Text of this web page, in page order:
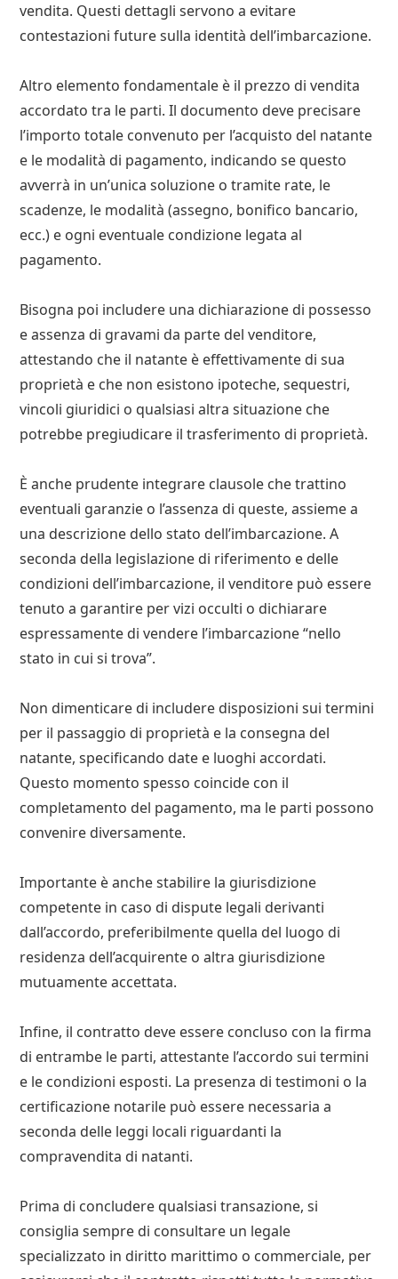
vendita. Questi dettagli servono a evitare
contestazioni future sulla identità dell’imbarcazione.
Altro elemento fondamentale è il prezzo di vendita
accordato tra le parti. Il documento deve precisare
l’importo totale convenuto per l’acquisto del natante
e le modalità di pagamento, indicando se questo
avverrà in un’unica soluzione o tramite rate, le
scadenze, le modalità (assegno, bonifico bancario,
ecc.) e ogni eventuale condizione legata al
pagamento.
Bisogna poi includere una dichiarazione di possesso
e assenza di gravami da parte del venditore,
attestando che il natante è effettivamente di sua
proprietà e che non esistono ipoteche, sequestri,
vincoli giuridici o qualsiasi altra situazione che
potrebbe pregiudicare il trasferimento di proprietà.
È anche prudente integrare clausole che trattino
eventuali garanzie o l’assenza di queste, assieme a
una descrizione dello stato dell’imbarcazione. A
seconda della legislazione di riferimento e delle
condizioni dell’imbarcazione, il venditore può essere
tenuto a garantire per vizi occulti o dichiarare
espressamente di vendere l’imbarcazione “nello
stato in cui si trova”.
Non dimenticare di includere disposizioni sui termini
per il passaggio di proprietà e la consegna del
natante, specificando date e luoghi accordati.
Questo momento spesso coincide con il
completamento del pagamento, ma le parti possono
convenire diversamente.
Importante è anche stabilire la giurisdizione
competente in caso di dispute legali derivanti
dall’accordo, preferibilmente quella del luogo di
residenza dell’acquirente o altra giurisdizione
mutuamente accettata.
Infine, il contratto deve essere concluso con la firma
di entrambe le parti, attestante l’accordo sui termini
e le condizioni esposti. La presenza di testimoni o la
certificazione notarile può essere necessaria a
seconda delle leggi locali riguardanti la
compravendita di natanti.
Prima di concludere qualsiasi transazione, si
consiglia sempre di consultare un legale
specializzato in diritto marittimo o commerciale, per